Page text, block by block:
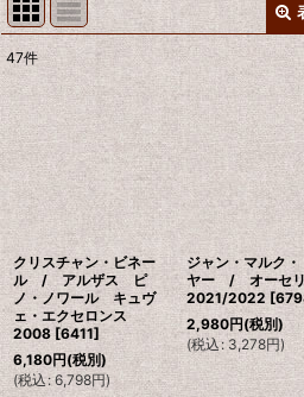
表示数 :
並び順 :
絞り込む
47件
クリスチャン・ビネー
ル / アルザス ピ
ノ・ノワール キュヴ
ェ・エクセロンス
2008 [6411]
6,180円(税別)
(税込: 6,798円)
ジャン・マルク・
ヤー / オーセ
2021/2022 [
2,980円(税別)
(税込: 3,278円)